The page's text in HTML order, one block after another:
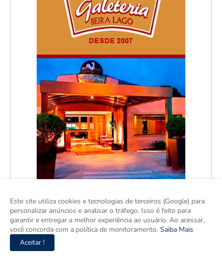
Este site utiliza cookies e tecnologias de terceiros (Google) para
personalizar anúncios e analisar o tráfego. Isso é feito para
garantir e entregar a melhor experiência ao usuário. Ao acessar,
você concorda com a política de monitoramento. Saiba Mais
Aceitar !